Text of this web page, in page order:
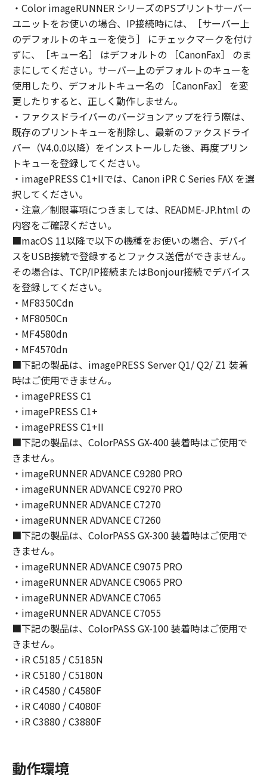
項に同意されたものとします。本契約の条項に
同意されない場合は、「許諾ソフトウェア」を
使用することはできません。
なお、「許諾ソフトウェア」には、本契約の各
条項が適用されない第三者のライブラリ、ソフ
トウェア、モジュール等（以下「第三者ソフト
ウェア」といいます。）が含まれる場合があり
ます。かかる「第三者ソフトウェア」の使用条
件は、本契約の末尾、「許諾ソフトウェア」に
関連するマニュアル等の資料、または「許諾ソ
フトウェア」内に記載されていますのでご確認
ください。
１．権利の留保
(1)
「許諾ソフトウェア」に関する著作権を含む一
切の権利は、キヤノンまたはキヤノンのライセ
ンサーに帰属します。
(2)
本契約に明示的に定める場合を除き、キヤノン
およびキヤノンのライセンサーのいかなる知的
財産権も、明示たると黙示たるとを問わず、お
客様に譲渡または許諾されるものではありませ
ん。
(3)
お客様は、「印刷物」（以下に定義します。）
その他「許諾ソフトウェア」の複製物を含む
「許諾ソフトウェア」に含まれるキヤノンまた
はキヤノンのライセンサーの著作権表示を変
更、除去または削除してはなりません。
２．使用許諾
(1)- 1.
お客様は、「ソフトウェア」を、お客様のコン
ピューターにおいて使用（「使用」とは、「ソ
フトウェア」をコンピューターの固定記憶装置
上にインストールすること、またはコンピュー
ターにおいて表示すること、アクセスするこ
と、読み出すこと、もしくは実行することのい
ずれも含むものとします。）することができま
す。
(1)- 2.
お客様は、 「更新データ」を、お客様のコンピ
ューターおよび「プリンター」において使用
（「使用」とは、「更新データ」をコンピュー
ターまたは「プリンター」の固定記憶装置上に
インストールすること、並びにコンピューター
または「プリンター」において表示すること、
アクセスすること、読み出すこと、もしくは実
行することのいずれも含むものとします。）す
ることができます。
(1)- 3.
お客様は、「コンテンツデータ」を、お客様の
記憶装置上に保存すること、またはコンピュー
・Color imageRUNNER シリーズのPSプリントサーバー
ユニットをお使いの場合、IP接続時には、［サーバー上
のデフォルトのキューを使う］ にチェックマークを付け
ずに、［キュー名］ はデフォルトの ［CanonFax］ のま
まにしてください。サーバー上のデフォルトのキューを
使用したり、デフォルトキュー名の ［CanonFax］ を変
更したりすると、正しく動作しません。
・ファクスドライバーのバージョンアップを行う際は、
既存のプリントキューを削除し、最新のファクスドライ
バー（V4.0.0以降）をインストールした後、再度プリン
トキューを登録してください。
・imagePRESS C1+IIでは、Canon iPR C Series FAX を選
択してください。
・注意／制限事項につきましては、README-JP.html の
内容をご確認ください。
■macOS 11以降で以下の機種をお使いの場合、デバイ
スをUSB接続で登録するとファクス送信ができません。
その場合は、TCP/IP接続またはBonjour接続でデバイス
を登録してください。
・MF8350Cdn
・MF8050Cn
・MF4580dn
・MF4570dn
■下記の製品は、imagePRESS Server Q1/ Q2/ Z1 装着
時はご使用できません。
・imagePRESS C1
・imagePRESS C1+
・imagePRESS C1+II
■下記の製品は、ColorPASS GX-400 装着時はご使用で
きません。
・imageRUNNER ADVANCE C9280 PRO
・imageRUNNER ADVANCE C9270 PRO
・imageRUNNER ADVANCE C7270
・imageRUNNER ADVANCE C7260
■下記の製品は、ColorPASS GX-300 装着時はご使用で
きません。
・imageRUNNER ADVANCE C9075 PRO
・imageRUNNER ADVANCE C9065 PRO
・imageRUNNER ADVANCE C7065
・imageRUNNER ADVANCE C7055
■下記の製品は、ColorPASS GX-100 装着時はご使用で
きません。
・iR C5185 / C5185N
・iR C5180 / C5180N
・iR C4580 / C4580F
・iR C4080 / C4080F
・iR C3880 / C3880F
動作環境